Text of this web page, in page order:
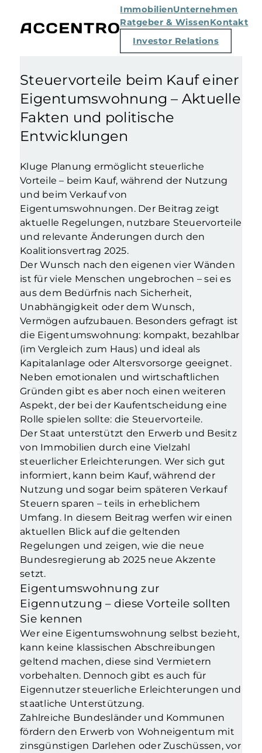
ImmobilienUnternehmen
Ratgeber & WissenKontakt
Investor Relations
Steuervorteile beim Kauf einer
Eigentumswohnung – Aktuelle
Fakten und politische
Entwicklungen
Kluge Planung ermöglicht steuerliche
Vorteile – beim Kauf, während der Nutzung
und beim Verkauf von
Eigentumswohnungen. Der Beitrag zeigt
aktuelle Regelungen, nutzbare Steuervorteile
und relevante Änderungen durch den
Koalitionsvertrag 2025.
Der Wunsch nach den eigenen vier Wänden
ist für viele Menschen ungebrochen – sei es
aus dem Bedürfnis nach Sicherheit,
Unabhängigkeit oder dem Wunsch,
Vermögen aufzubauen. Besonders gefragt ist
die Eigentumswohnung: kompakt, bezahlbar
(im Vergleich zum Haus) und ideal als
Kapitalanlage oder Altersvorsorge geeignet.
Neben emotionalen und wirtschaftlichen
Gründen gibt es aber noch einen weiteren
Aspekt, der bei der Kaufentscheidung eine
Rolle spielen sollte: die Steuervorteile.
Der Staat unterstützt den Erwerb und Besitz
von Immobilien durch eine Vielzahl
steuerlicher Erleichterungen. Wer sich gut
informiert, kann beim Kauf, während der
Nutzung und sogar beim späteren Verkauf
Steuern sparen – teils in erheblichem
Umfang. In diesem Beitrag werfen wir einen
aktuellen Blick auf die geltenden
Regelungen und zeigen, wie die neue
Bundesregierung ab 2025 neue Akzente
setzt.
Eigentumswohnung zur
Eigennutzung – diese Vorteile sollten
Sie kennen
Wer eine Eigentumswohnung selbst bezieht,
kann keine klassischen Abschreibungen
geltend machen, diese sind Vermietern
vorbehalten. Dennoch gibt es auch für
Eigennutzer steuerliche Erleichterungen und
staatliche Unterstützung.
Zahlreiche Bundesländer und Kommunen
fördern den Erwerb von Wohneigentum mit
zinsgünstigen Darlehen oder Zuschüssen, vor